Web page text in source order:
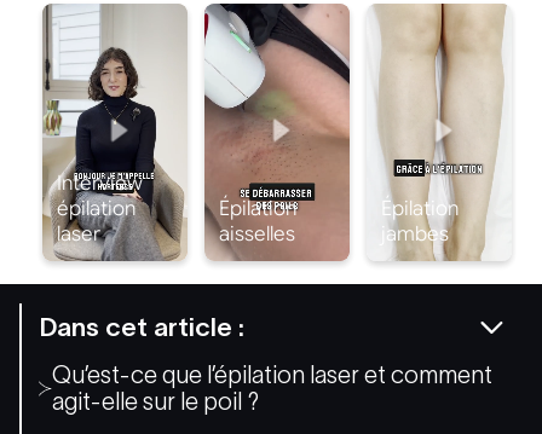
Dans cet article :
Qu’est-ce que l’épilation laser et comment
agit-elle sur le poil ?